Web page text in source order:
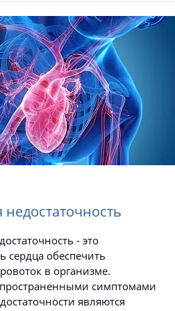
- это
сердца обеспечить
в организме.
симптомами
являются